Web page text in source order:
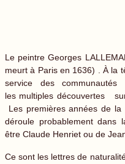
Le peintre Georges
meurt à Paris en 1636) . À la
service des
les multiples découvertes
Les premières années de
déroule probablement dans
être Claude Henriet ou de
Ce sont les lettres de